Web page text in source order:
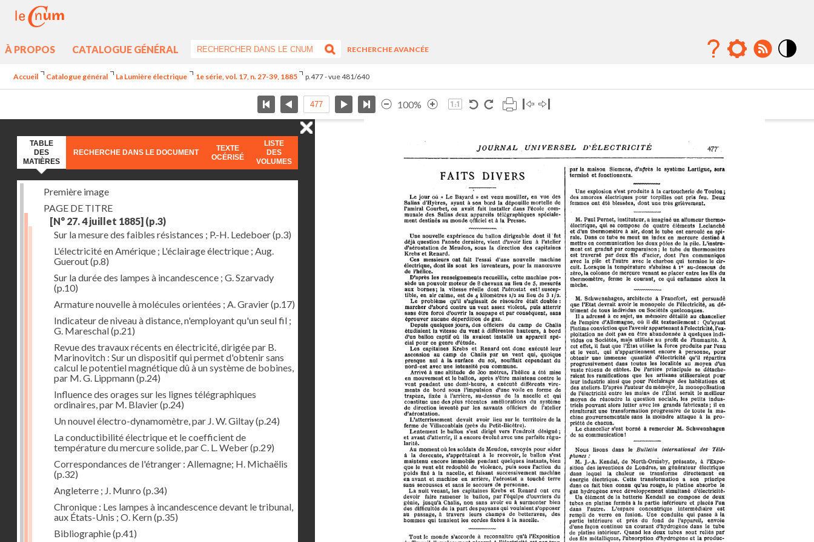
À PROPOS CATALOGUE GÉNÉRAL
RECHERCHE AVANCÉE
Accueil Catalogue général La Lumière électrique 1e série, vol. 17, n. 27-39, 1885 p.477 - vue 481/640
100%
TABLE
DES
MATIÈRES
RECHERCHE DANS LE DOCUMENT
TEXTE
OCÉRISÉ
LISTE
DES
VOLUMES
Première image
PAGE DE TITRE
[N° 27. 4 juillet 1885] (p.3)
Sur la mesure des faibles résistances ; P.-H. Ledeboer(p.3)
L'électricité en Amérique ; L'éclairage électrique ; Aug.
Guerout(p.8)
Sur la durée des lampes à incandescence ; G. Szarvady
(p.10)
Armature nouvelle à molécules orientées ; A. Gravier(p.17)
Indicateur de niveau à distance, n'employant qu'un seul fil ;
G. Mareschal(p.21)
Revue des travaux récents en électricité, dirigée par B.
Marinovitch : Sur un dispositif qui permet d'obtenir sans
calcul le potentiel magnétique dû à un système de bobines,
par M. G. Lippmann(p.24)
Influence des orages sur les lignes télégraphiques
ordinaires, par M. Blavier(p.24)
Un nouvel électro-dynamomètre, par J. W. Giltay(p.24)
La conductibilité électrique et le coefficient de
température du mercure solide, par C. L. Weber(p.29)
Correspondances de l'étranger : Allemagne; H. Michaëlis
(p.32)
Angleterre ; J. Munro (p.34)
Chronique : Les lampes à incandescence devant le tribunal,
aux États-Unis ; O. Kern(p.35)
Bibliographie(p.41)